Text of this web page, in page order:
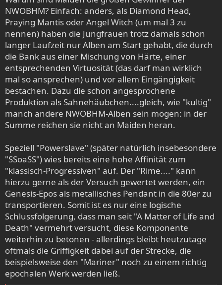
NWOBHM? Einfach: anders, als Diamond Head,
Praying Mantis oder Angel Witch (um mal 3 zu
nennen) haben die Jungfrauen trotz damals schon
langer Laufzeit nur Alben am Start gehabt, die durch
die Bank aus einer Mischung von Härte, einer
entsprechenden Virtuosität (das darf man wirklich
mal so ansprechen) und vor allem Eingängigkeit
bestachen. Dazu die schon angesprochene
Produktion als Sahnehäubchen....gleich, wie "kultig"
manch andere NWOBHM-Alben sein mögen: in der
Summe reichen sie nicht an Maiden heran.
Speziell "Powerslave" (später natürlich insebesondere
"SSoaSS") wies bereits eine hohe Affinität zum
"klassisch-Progressiven" auf. Der "Rime...." kann
hierzu gerne als der Versuch gewertet werden, ein
Genesis-Epos als metallisches Pendant in die 80er zu
transportieren. Somit ist es nur eine logische
Schlussfolgerung, dass man seit "A Matter of Life and
Death" vermehrt versucht, diese Komponente
weiterhin zu betonen - allerdings bleibt heutzutage
oftmals die Griffigkeit dabei auf der Strecke, die
beispielsweise den "Mariner" noch zu einem richtig
epochalen Werk werden ließ.